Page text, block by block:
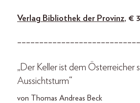
Verlag Bibliothek der Provinz, €
„Der Keller ist dem Österreicher
Aussichtsturm“
von Thomas Andreas Beck